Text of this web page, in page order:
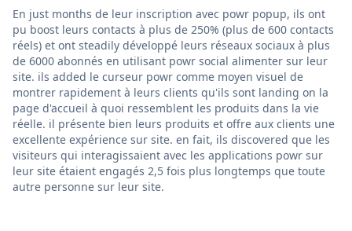
En just months de leur inscription avec powr popup, ils ont
pu boost leurs contacts à plus de 250% (plus de 600 contacts
réels) et ont steadily développé leurs réseaux sociaux à plus
de 6000 abonnés en utilisant powr social alimenter sur leur
site. ils added le curseur powr comme moyen visuel de
montrer rapidement à leurs clients qu'ils sont landing on la
page d'accueil à quoi ressemblent les produits dans la vie
réelle. il présente bien leurs produits et offre aux clients une
excellente expérience sur site. en fait, ils discovered que les
visiteurs qui interagissaient avec les applications powr sur
leur site étaient engagés 2,5 fois plus longtemps que toute
autre personne sur leur site.